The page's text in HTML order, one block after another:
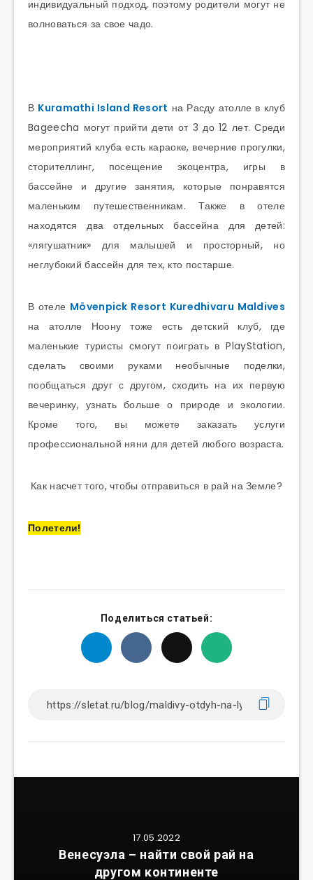
индивидуальный подход, поэтому родители могут не
волноваться за свое чадо.
В Kuramathi Island Resort на Расду атолле в клуб
Bageecha могут прийти дети от 3 до 12 лет. Среди
мероприятий клуба есть караоке, вечерние прогулки,
сторителлинг, посещение экоцентра, игры в
бассейне и другие занятия, которые понравятся
маленьким путешественникам. Также в отеле
находятся два отдельных бассейна для детей:
«лягушатник» для малышей и просторный, но
неглубокий бассейн для тех, кто постарше.
В отеле Mövenpick Resort Kuredhivaru Maldives
на атолле Ноону тоже есть детский клуб, где
маленькие туристы смогут поиграть в PlayStation,
сделать своими руками необычные поделки,
пообщаться друг с другом, сходить на их первую
вечеринку, узнать больше о природе и экологии.
Кроме того, вы можете заказать услуги
профессиональной няни для детей любого возраста.
Как насчет того, чтобы отправиться в рай на Земле?
Полетели!
Поделиться статьей:
17.05.2022
Венесуэла – найти свой рай на
другом континенте